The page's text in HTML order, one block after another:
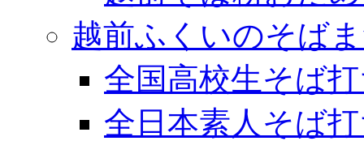
越前ふくいのそば
全国高校生そば
全日本素人そば